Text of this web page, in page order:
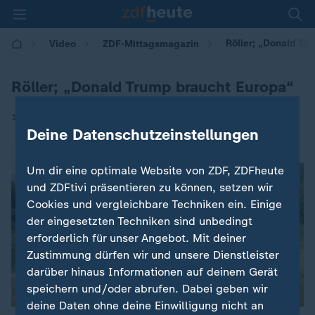
Video ZDF-Mittagsmagazin Röller; „Donald
Röller; „Donald Trump braucht Europa“
17.06.2026 | 12:00
Deine Datenschutzeinstellungen
Um dir eine optimale Website von ZDF, ZDFheute
und ZDFtivi präsentieren zu können, setzen wir
Cookies und vergleichbare Techniken ein. Einige
der eingesetzten Techniken sind unbedingt
erforderlich für unser Angebot. Mit deiner
Zustimmung dürfen wir und unsere Dienstleister
darüber hinaus Informationen auf deinem Gerät
speichern und/oder abrufen. Dabei geben wir
deine Daten ohne deine Einwilligung nicht an